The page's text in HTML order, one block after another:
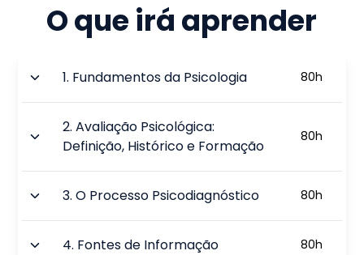
O que irá aprender
1. Fundamentos da Psicologia 80h
2.Avaliação Psicológica:
Definição, Histórico e Formação
80h
3.O Processo Psicodiagnóstico 80h
4. Fontes de Informação 80h